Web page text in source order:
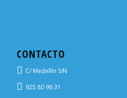
CONTACTO
C/ Medellín S/N
925 80 96 31